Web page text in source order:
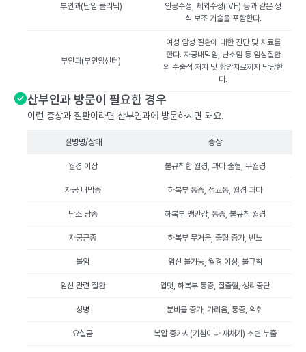
부인과(난임 클리닉)
인공수정, 체외수정(IVF) 등과 같은 생
식 보조 기술을 포함한다.
부인과(부인암센터)
여성 암성 질환에 대한 진단 및 치료를
한다. 자궁내막암, 난소암 등 암성질환
의 수술적 처치 및 항암치료까지 담당한
다.
산부인과 방문이 필요한 경우
이런 증상과 질환이라면 산부인과에 방문하시면 돼요.
질병명/상태 증상
월경 이상 불규칙한 월경, 과다 출혈, 무월경
자궁 내막증 하복부 통증, 성교통, 월경 과다
난소 낭종 하복부 팽만감, 통증, 불규칙 월경
자궁근종 하복부 무거움, 출혈 증가, 빈뇨
불임 임신 불가능, 월경 이상, 불규칙
임신 관련 질환 입덧, 하복부 통증, 질출혈, 생리중단
성병 분비물 증가, 가려움, 통증, 악취
요실금 복압 증가시(기침이나 재채기) 소변 누출